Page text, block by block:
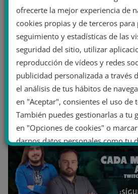
ofrecerte la mejor experiencia de
cookies propias y de terceros para
seguimiento y estadísticas de las
seguridad del sitio, utilizar
reproducción de vídeos y redes
publicidad personalizada a través
el análisis de tus hábitos de
en "Aceptar", consientes el uso de
También puedes gestionarlas a tu
en "Opciones de cookies" o
darnos datos personales como tu
último, puedes leer nuestra
No dar mi información personal